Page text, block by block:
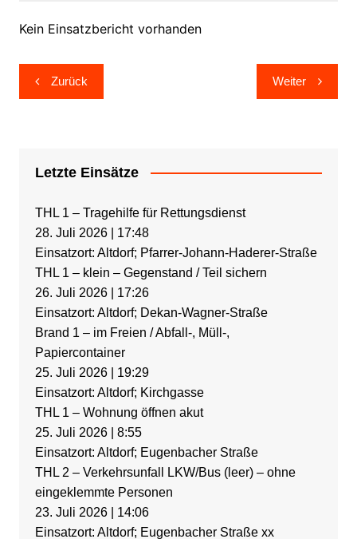
Kein Einsatzbericht vorhanden
Beitragsnavigation
Zurück Weiter
Letzte Einsätze
THL 1 – Tragehilfe für Rettungsdienst
28. Juli 2026| 17:48
Einsatzort: Altdorf; Pfarrer-Johann-Haderer-Straße
THL 1 – klein – Gegenstand / Teil sichern
26. Juli 2026| 17:26
Einsatzort: Altdorf; Dekan-Wagner-Straße
Brand 1 – im Freien / Abfall-, Müll-,
Papiercontainer
25. Juli 2026| 19:29
Einsatzort: Altdorf; Kirchgasse
THL 1 – Wohnung öffnen akut
25. Juli 2026| 8:55
Einsatzort: Altdorf; Eugenbacher Straße
THL 2 – Verkehrsunfall LKW/Bus (leer) – ohne
eingeklemmte Personen
23. Juli 2026| 14:06
Einsatzort: Altdorf; Eugenbacher Straße xx